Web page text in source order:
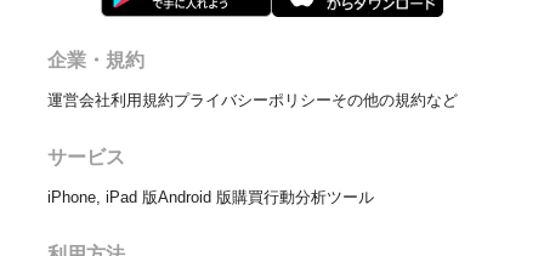
企業・規約
運営会社利用規約プライバシーポリシーその他の規約など
サービス
iPhone, iPad 版Android 版購買行動分析ツール